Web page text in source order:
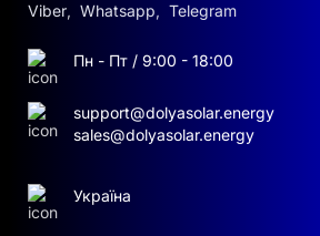
Viber, Whatsapp, Telegram
Пн - Пт / 9:00 - 18:00
support@dolyasolar.energy
sales@dolyasolar.energy
Україна